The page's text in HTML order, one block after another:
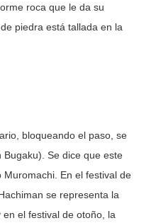
roca que le da su
piedra está tallada en la
bloqueando el paso, se
Se dice que este
En el festival de
se representa la
el festival de otoño, la